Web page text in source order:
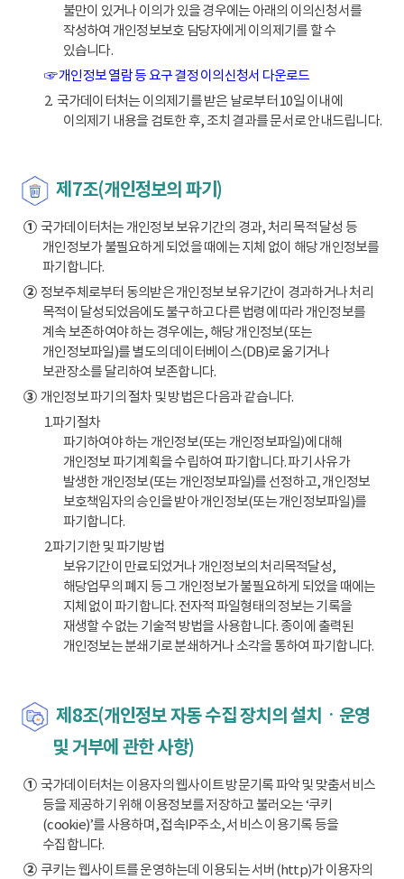
불만이 있거나 이의가 있을 경우에는 아래의 이의신청서를
작성하여 개인정보보호 담당자에게 이의제기를 할 수
있습니다.
☞ 개인정보 열람 등 요구 결정 이의신청서 다운로드
2. 국가데이터처는 이의제기를 받은 날로부터 10일 이내에
이의제기 내용을 검토한 후, 조치 결과를 문서로 안내드립니다.
제7조(개인정보의 파기)
①국가데이터처는 개인정보 보유기간의 경과, 처리 목적 달성 등
개인정보가 불필요하게 되었을 때에는 지체 없이 해당 개인정보를
파기합니다.
②정보주체로부터 동의받은 개인정보 보유기간이 경과하거나 처리
목적이 달성되었음에도 불구하고 다른 법령에 따라 개인정보를
계속 보존하여야 하는 경우에는, 해당 개인정보(또는
개인정보파일)를 별도의 데이터베이스(DB)로 옮기거나
보관장소를 달리하여 보존합니다.
③개인정보 파기의 절차 및 방법은 다음과 같습니다.
1.파기절차
파기하여야 하는 개인정보(또는 개인정보파일)에 대해
개인정보 파기계획을 수립하여 파기합니다. 파기 사유가
발생한 개인정보(또는 개인정보파일)를 선정하고, 개인정보
보호책임자의 승인을 받아 개인정보(또는 개인정보파일)를
파기합니다.
2.파기기한 및 파기방법
보유기간이 만료되었거나 개인정보의 처리목적달성,
해당업무의 폐지 등 그 개인정보가 불필요하게 되었을 때에는
지체 없이 파기합니다. 전자적 파일형태의 정보는 기록을
재생할 수 없는 기술적 방법을 사용합니다. 종이에 출력된
개인정보는 분쇄기로 분쇄하거나 소각을 통하여 파기합니다.
제8조(개인정보 자동 수집 장치의 설치ㆍ운영
및 거부에 관한 사항)
①국가데이터처는 이용자의 웹사이트 방문기록 파악 및 맞춤서비스
등을 제공하기 위해 이용정보를 저장하고 불러오는 ‘쿠키
(cookie)’를 사용하며, 접속IP주소, 서비스 이용기록 등을
수집합니다.
②쿠키는 웹사이트를 운영하는데 이용되는 서버(http)가 이용자의